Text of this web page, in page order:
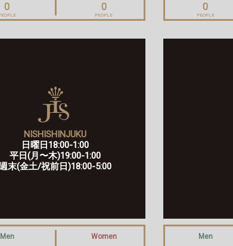
0 0
PEOPLE
0
PEOPLE
NISHISHINJUKU
日曜日18:00-1:00
平日(月〜木)19:00-1:00
末(金土/祝前日)18:00-5:00
Men Women Men